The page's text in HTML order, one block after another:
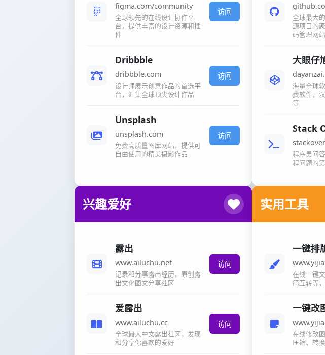
figma.com/community
全球领先的在线设计协作平
台，提供丰富的设计资源和插
件
访问
Dribbble
dribbble.com
设计师展示创意作品的首选平
台，汇集全球顶尖设计作品
访问
Unsplash
unsplash.com
免费高质量图库网站，提供可
自由使用的精美摄影作品
访问
全球最大
源项目的
码管理网站
大眼仔
海量全球
费软件，
等
Stack
程序员问
程问题的
兴趣爱好
露出
www.ailuchu.net
记录和分享露出经历，原创露
出文化图文分享社区
访问
爱露出
www.ailuchu.cc
全球最大中文露出社区，发现
和分享你喜欢的爱好
访问
实用工具
一键排
在线一键
简互转等
一键改
在线修改
压缩、转